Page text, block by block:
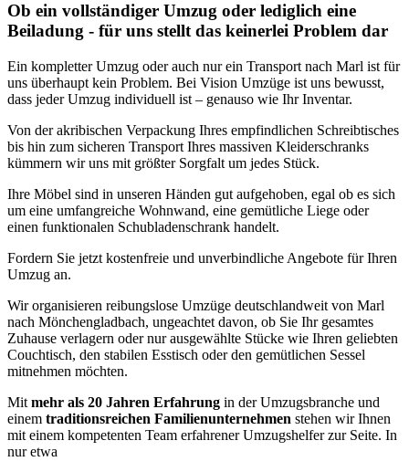
Ob ein vollständiger Umzug oder lediglich eine
Beiladung - für uns stellt das keinerlei Problem dar
Ein kompletter Umzug oder auch nur ein Transport nach Marl ist für
uns überhaupt kein Problem. Bei Vision Umzüge ist uns bewusst,
dass jeder Umzug individuell ist – genauso wie Ihr Inventar.
Von der akribischen Verpackung Ihres empfindlichen Schreibtisches
bis hin zum sicheren Transport Ihres massiven Kleiderschranks
kümmern wir uns mit größter Sorgfalt um jedes Stück.
Ihre Möbel sind in unseren Händen gut aufgehoben, egal ob es sich
um eine umfangreiche Wohnwand, eine gemütliche Liege oder
einen funktionalen Schubladenschrank handelt.
Fordern Sie jetzt kostenfreie und unverbindliche Angebote für Ihren
Umzug an.
Wir organisieren reibungslose Umzüge deutschlandweit von Marl
nach Mönchengladbach, ungeachtet davon, ob Sie Ihr gesamtes
Zuhause verlagern oder nur ausgewählte Stücke wie Ihren geliebten
Couchtisch, den stabilen Esstisch oder den gemütlichen Sessel
mitnehmen möchten.
Mit mehr als 20 Jahren Erfahrung in der Umzugsbranche und
einem traditionsreichen Familienunternehmen stehen wir Ihnen
mit einem kompetenten Team erfahrener Umzugshelfer zur Seite. In
nur etwa